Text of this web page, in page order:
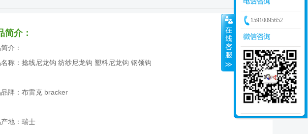
简介：
介：
称：捻线尼龙钩 纺纱尼龙钩 塑料尼龙钩 钢领钩
品牌：布雷克 bracker
地：瑞士
15910095652